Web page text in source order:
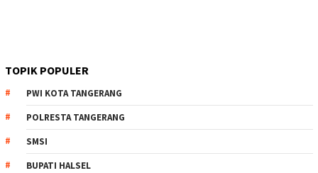
TOPIK POPULER
PWI KOTA TANGERANG
POLRESTA TANGERANG
SMSI
BUPATI HALSEL